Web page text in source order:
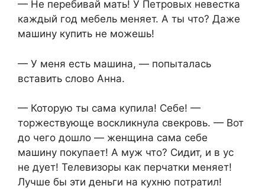
— Не перебивай мать! У Петровых невестка
каждый год мебель меняет. А ты что? Даже
машину купить не можешь!
— У меня есть машина, — попыталась
вставить слово Анна.
— Которую ты сама купила! Себе! —
торжествующе воскликнула свекровь. — Вот
до чего дошло — женщина сама себе
машину покупает! А муж что? Сидит, и в ус
не дует! Телевизоры как перчатки меняет!
Лучше бы эти деньги на кухню потратил!